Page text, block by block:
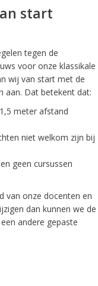
start
tegen de
voor onze klassikale
wij van start met de
aan. Dat betekent dat:
meter afstand
niet welkom zijn bij
geen cursussen
van onze docenten en
dan kunnen we de
andere gepaste